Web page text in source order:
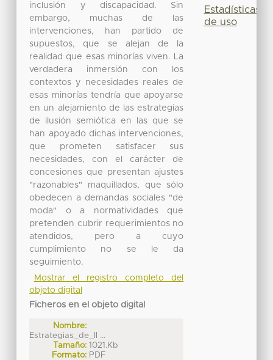
inclusión y discapacidad. Sin
embargo, muchas de las
intervenciones, han partido de
supuestos, que se alejan de la
realidad que esas minorías viven. La
verdadera inmersión con los
contextos y necesidades reales de
esas minorías tendría que apoyarse
en un alejamiento de las estrategias
de ilusión semiótica en las que se
han apoyado dichas intervenciones,
que prometen satisfacer sus
necesidades, con el carácter de
concesiones que presentan ajustes
"razonables" maquillados, que sólo
obedecen a demandas sociales "de
moda" o a normatividades que
pretenden cubrir requerimientos no
atendidos, pero a cuyo
cumplimiento no se le da
seguimiento.
Mostrar el registro completo del
objeto digital
Ficheros en el objeto digital
Nombre:
Estrategias_de_Il ...
Tamaño: 1021.Kb
Formato: PDF
Estadísticas
de uso